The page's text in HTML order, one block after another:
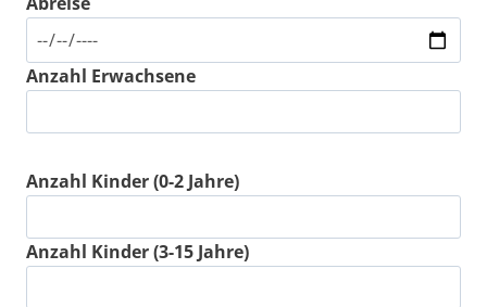
Anzahl Erwachsene
Anzahl Kinder (0-2 Jahre)
Anzahl Kinder (3-15 Jahre)